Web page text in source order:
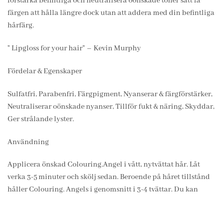
färgen att hålla längre dock utan att addera med din befintliga
hårfärg.
” Lipgloss for your hair” – Kevin Murphy
Fördelar & Egenskaper
Sulfatfri, Parabenfri, Färgpigment, Nyanserar & färgförstärker,
Neutraliserar oönskade nyanser, Tillför fukt & näring, Skyddar,
Ger strålande lyster.
Användning
Applicera önskad Colouring.Angel i vått, nytvättat hår. Låt
verka 3-5 minuter och skölj sedan. Beroende på håret tillstånd
håller Colouring. Angels i genomsnitt i 3-4 tvättar. Du kan